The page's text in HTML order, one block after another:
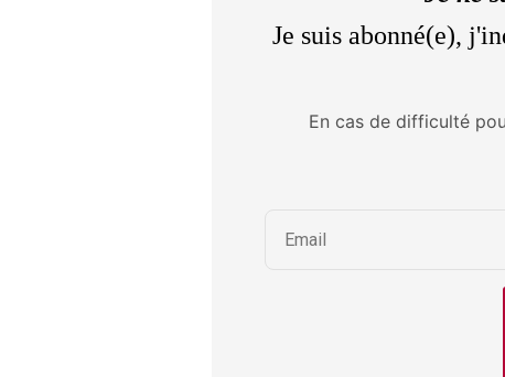
Je suis abonné(e),
En cas de difficulté